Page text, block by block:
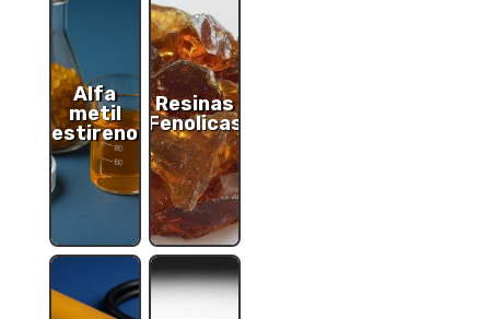
Alfa
metil
estireno
Resinas
Fenolicas